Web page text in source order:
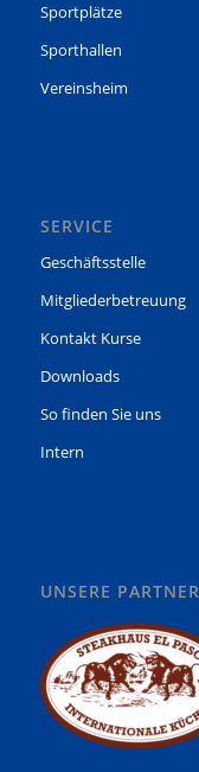
Sportplätze
Sporthallen
Vereinsheim
SERVICE
Geschäftsstelle
Mitgliederbetreuung
Kontakt Kurse
Downloads
So finden Sie uns
Intern
UNSERE PARTNER